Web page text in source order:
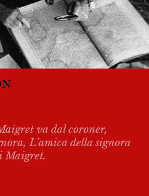
va dal coroner,
L’amica della signora
Maigret.